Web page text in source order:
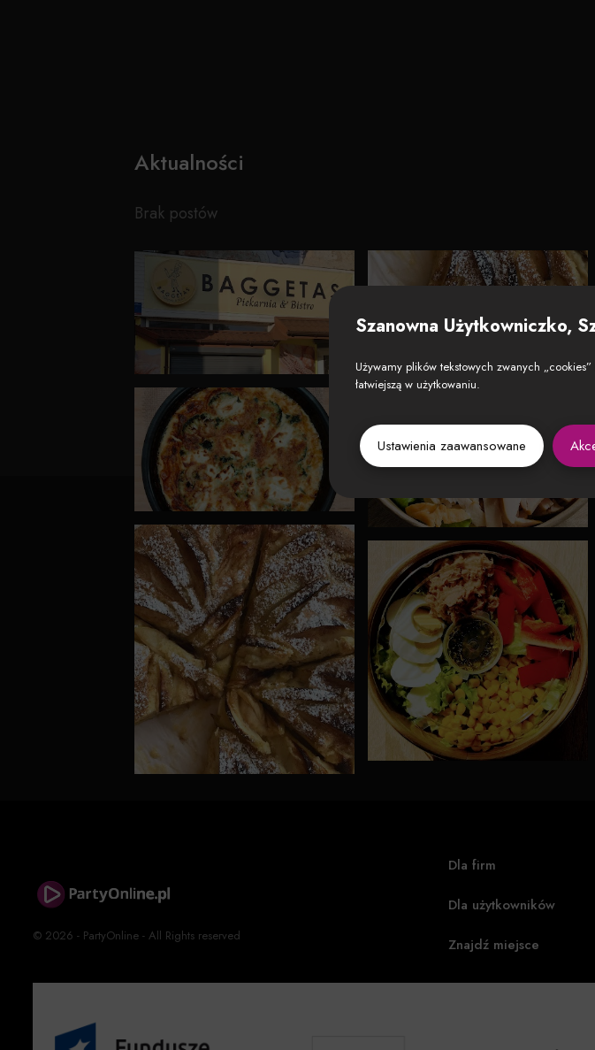
Aktualności
Brak postów
© 2026 - PartyOnline - All Rights reserved
Dla firm
Dla użytkowników
Znajdź miejsce
Szanowna Użytkowniczko,
Używamy plików tekstowych zwanych
łatwiejszą w użytkowaniu.
Ustawienia zaawansowane